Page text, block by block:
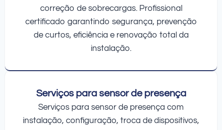
correção de sobrecargas. Profissional
certificado garantindo segurança, prevenção
de curtos, eficiência e renovação total da
instalação.
Serviços para sensor de presença
Serviços para sensor de presença com
instalação, configuração, troca de dispositivos,